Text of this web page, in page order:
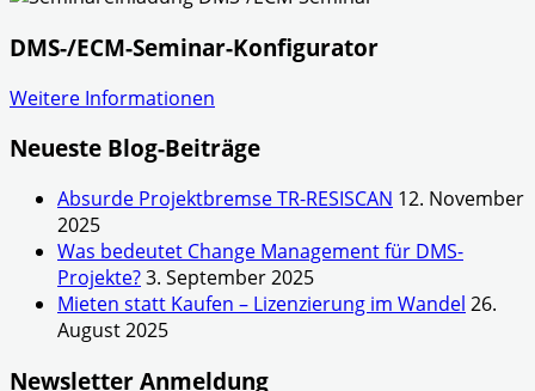
DMS-/ECM-Seminar-Konfigurator
Weitere Informationen
Neueste Blog-Beiträge
Absurde Projektbremse TR-RESISCAN 12. November
2025
Was bedeutet Change Management für DMS-
Projekte?3. September 2025
Mieten statt Kaufen – Lizenzierung im Wandel 26.
August 2025
Newsletter Anmeldung